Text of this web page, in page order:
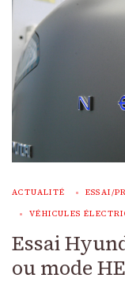
ACTUALITÉ ESSAI/
VÉHICULES
Essai
ou mode